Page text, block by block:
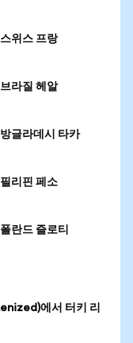
위스 프랑
라질 헤알
글라데시 타카
리핀 페소
란드 즐로티
에서 터키 리